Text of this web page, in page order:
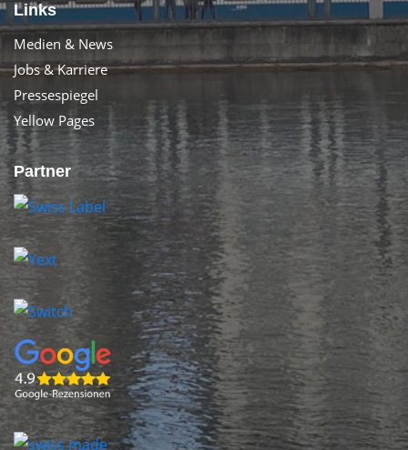
Links
Medien & News
Jobs & Karriere
Pressespiegel
Yellow Pages
Partner